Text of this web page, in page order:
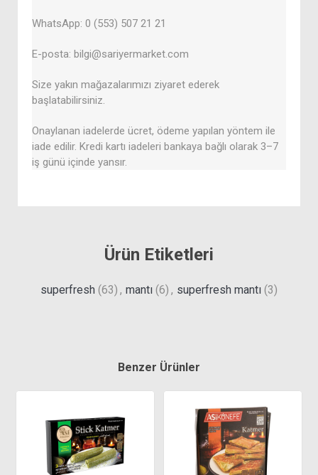
WhatsApp: 0 (553) 507 21 21
E-posta: bilgi@sariyermarket.com
Size yakın mağazalarımızı ziyaret ederek
başlatabilirsiniz.
Onaylanan iadelerde ücret, ödeme yapılan yöntem ile
iade edilir. Kredi kartı iadeleri bankaya bağlı olarak 3–7
iş günü içinde yansır.
Ürün Etiketleri
superfresh (63) , mantı (6) , superfresh mantı (3)
Benzer Ürünler